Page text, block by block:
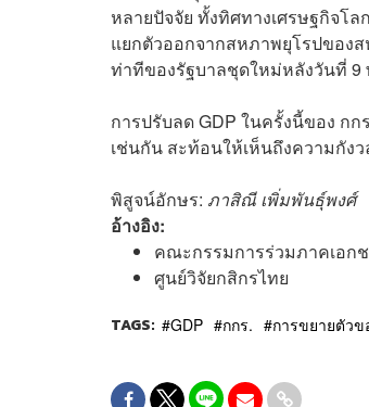
หลายปัจจัย ทั้งทิศทางเศรษฐกิจโ
แยกตัวออกจากสหภาพยุโรปของ
ท่าทีของรัฐบาลชุดใหม่หลังวันที่ 9
การปรับลด GDP ในครั้งนี้ของ ก
เช่นกัน สะท้อนให้เห็นถึงความกัง
พิสูจน์อักษร: ภาสิณี เพิ่มพันธุ์พงศ์
อ้างอิง:
คณะกรรมการร่วมภาคเอก
ศูนย์วิจัยกสิกรไทย
TAGS: GDP กกร. การขยายตัวข